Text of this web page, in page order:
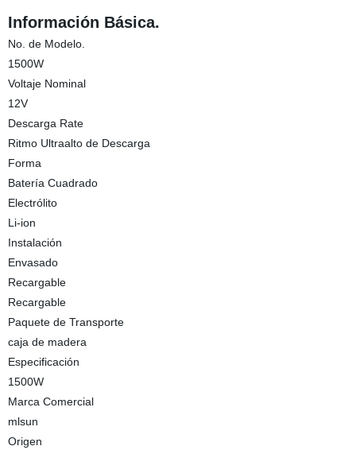
Información Básica.
No. de Modelo.
1500W
Voltaje Nominal
12V
Descarga Rate
Ritmo Ultraalto de Descarga
Forma
Batería Cuadrado
Electrólito
Li-ion
Instalación
Envasado
Recargable
Recargable
Paquete de Transporte
caja de madera
Especificación
1500W
Marca Comercial
mlsun
Origen